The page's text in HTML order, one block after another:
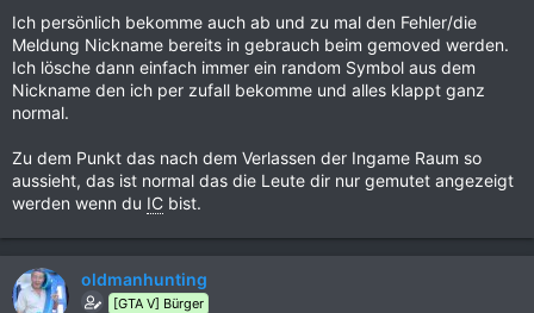
Ich persönlich bekomme auch ab und zu mal den Fehler/die
Meldung Nickname bereits in gebrauch beim gemoved werden.
Ich lösche dann einfach immer ein random Symbol aus dem
Nickname den ich per zufall bekomme und alles klappt ganz
normal.
Zu dem Punkt das nach dem Verlassen der Ingame Raum so
aussieht, das ist normal das die Leute dir nur gemutet angezeigt
werden wenn du IC bist.
oldmanhunting
[GTA V] Bürger